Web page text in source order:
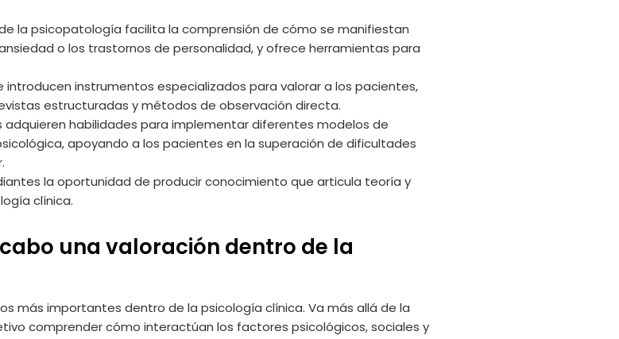
la psicopatología facilita la comprensión de cómo se manifiestan
o los trastornos de personalidad, y ofrece herramientas para
introducen instrumentos especializados para valorar a los pacientes,
estructuradas y métodos de observación directa.
adquieren habilidades para implementar diferentes modelos de
apoyando a los pacientes en la superación de dificultades
la oportunidad de producir conocimiento que articula teoría y
clínica.
una valoración dentro de la
más importantes dentro de la psicología clínica. Va más allá de la
comprender cómo interactúan los factores psicológicos, sociales y